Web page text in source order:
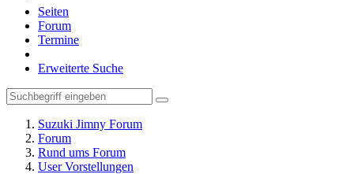
Seiten
Forum
Termine
Erweiterte Suche
Suzuki Jimny Forum
Forum
Rund ums Forum
User Vorstellungen